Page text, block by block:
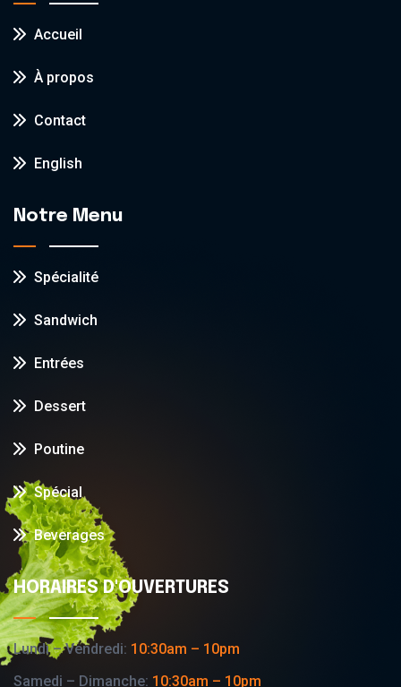
Accueil
À propos
Contact
English
Notre Menu
Spécialité
Sandwich
Entrées
Dessert
Poutine
Spécial
Beverages
HORAIRES D'OUVERTURES
Lundi – Vendredi: 10:30am – 10pm
Samedi – Dimanche: 10:30am – 10pm